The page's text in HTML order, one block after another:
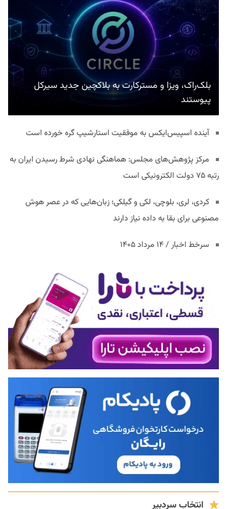
بلک‌راک، ویزا و مسترکارت به بلاکچین جدید سیرکل
پیوستند
آینده اسپیس‌ایکس به موفقیت استارشیپ گره خورده است
مرکز پژوهش‌های مجلس: هماهنگی نهادی شرط رسیدن ایران به
رتبه ۷۵ دولت الکترونیکی است
کردی، لری، بلوچی، لکی و گیلکی؛ زبان‌هایی که در عصر هوش
مصنوعی برای بقا به داده نیاز دارند
سرخط اخبار / ۱۴ مرداد ۱۴۰۵
انتخاب سردبیر